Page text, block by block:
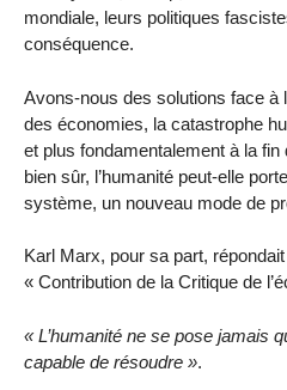
mondiale, leurs politiques
conséquence.
Avons-nous des solutions face à
des économies, la catastrophe
et plus fondamentalement à la
bien sûr, l’humanité peut-elle
système, un nouveau mode de
Karl Marx, pour sa part,
« Contribution de la Critique de
« L’humanité ne se pose jamais
capable de résoudre ».